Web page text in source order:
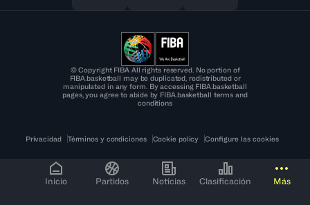
Inicio Partidos Noticias Clasificación Más
© Copyright FIBA All rights reserved. No portion of
FIBA.basketball may be duplicated, redistributed or
manipulated in any form. By accessing FIBA.basketball
pages, you agree to abide by FIBA.basketball terms and
conditions
Privacidad Términos y condiciones Cookie policy Configure las cookies